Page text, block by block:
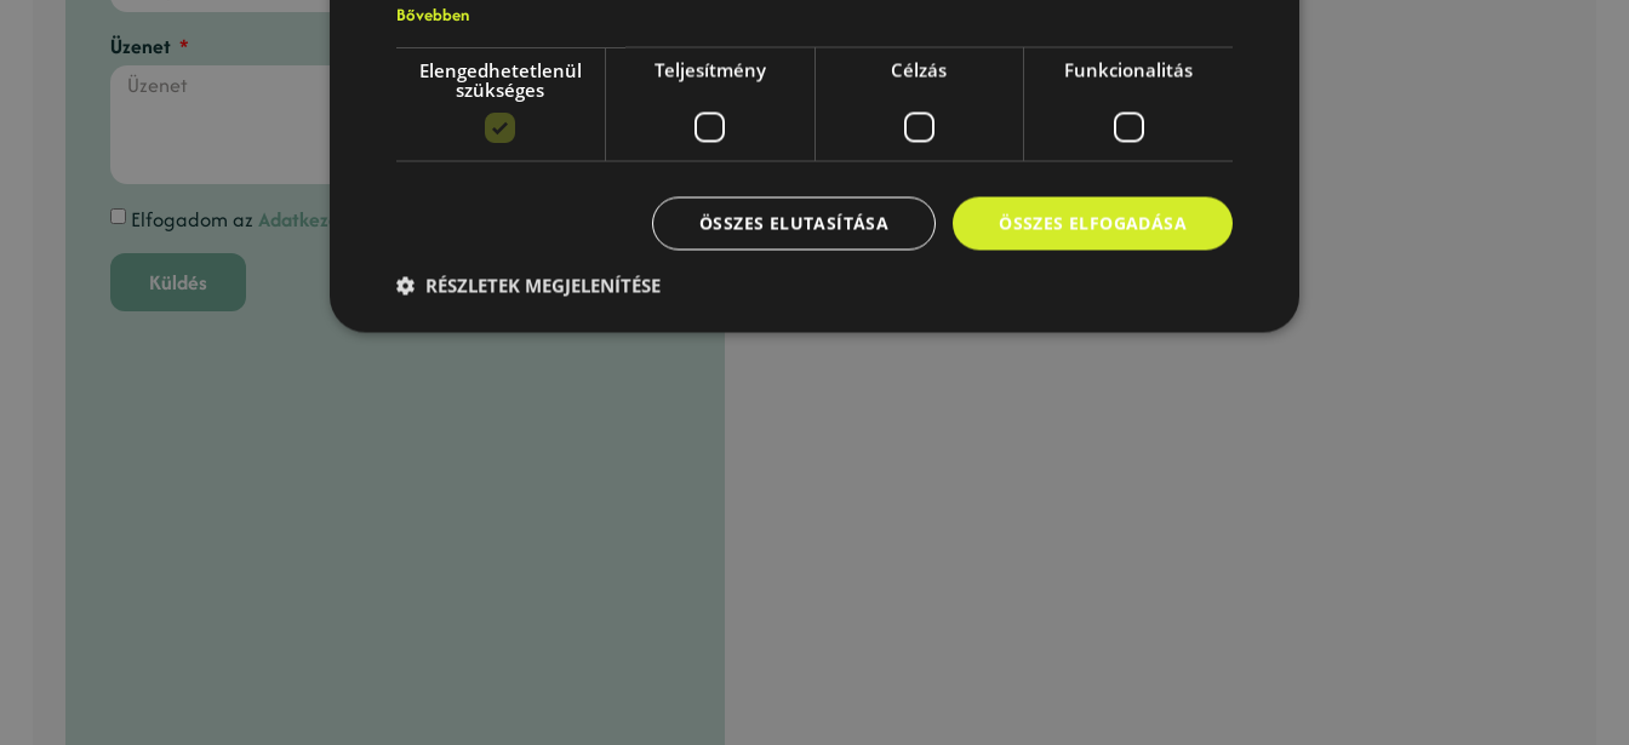
Üzenet
Elfogadom az Adatkezelési tájékoztató
Küldés
Bővebben
Elengedhetetlenül
szükséges
Teljesítmény Célzás Funkcionalitás
ÖSSZES ELFOGADÁSA
ÖSSZES ELUTASÍTÁSA
RÉSZLETEK MEGJELENÍTÉSE